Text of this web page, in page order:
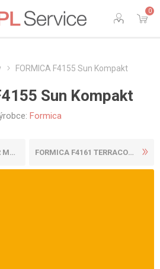
0
FORMICA F4155 Sun Kompakt
Sun Kompakt
Formica
FORMICA F4161 TERRACOTTA KO...